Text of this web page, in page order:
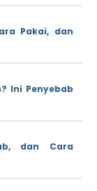
Pakai, dan
Ini Penyebab
dan Cara